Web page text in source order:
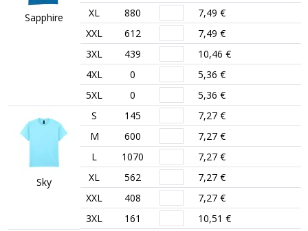
Sapphire
XL
880
7,49 €
XXL
612
7,49 €
3XL
439
10,46 €
4XL
0
5,36 €
5XL
0 5,36 €
Sky
S 145
7,27 €
M
600
7,27 €
L
1070
7,27 €
XL
562
7,27 €
XXL
408
7,27 €
3XL
161 10,51 €